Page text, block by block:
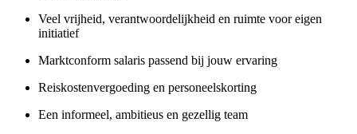
Veel vrijheid, verantwoordelijkheid en ruimte voor eigen
initiatief
Marktconform salaris passend bij jouw ervaring
Reiskostenvergoeding en personeelskorting
Een informeel, ambitieus en gezellig team